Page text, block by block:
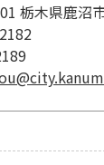
栃木県鹿沼